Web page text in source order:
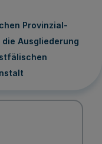
Provinzial-
Ausgliederung